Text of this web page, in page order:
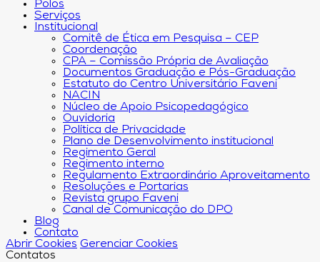
Polos
Serviços
Institucional
Comitê de Ética em Pesquisa – CEP
Coordenação
CPA – Comissão Própria de Avaliação
Documentos Graduação e Pós-Graduação
Estatuto do Centro Universitário Faveni
NACIN
Núcleo de Apoio Psicopedagógico
Ouvidoria
Política de Privacidade
Plano de Desenvolvimento institucional
Regimento Geral
Regimento interno
Regulamento Extraordinário Aproveitamento
Resoluções e Portarias
Revista grupo Faveni
Canal de Comunicação do DPO
Blog
Contato
Abrir Cookies Gerenciar Cookies
Contatos